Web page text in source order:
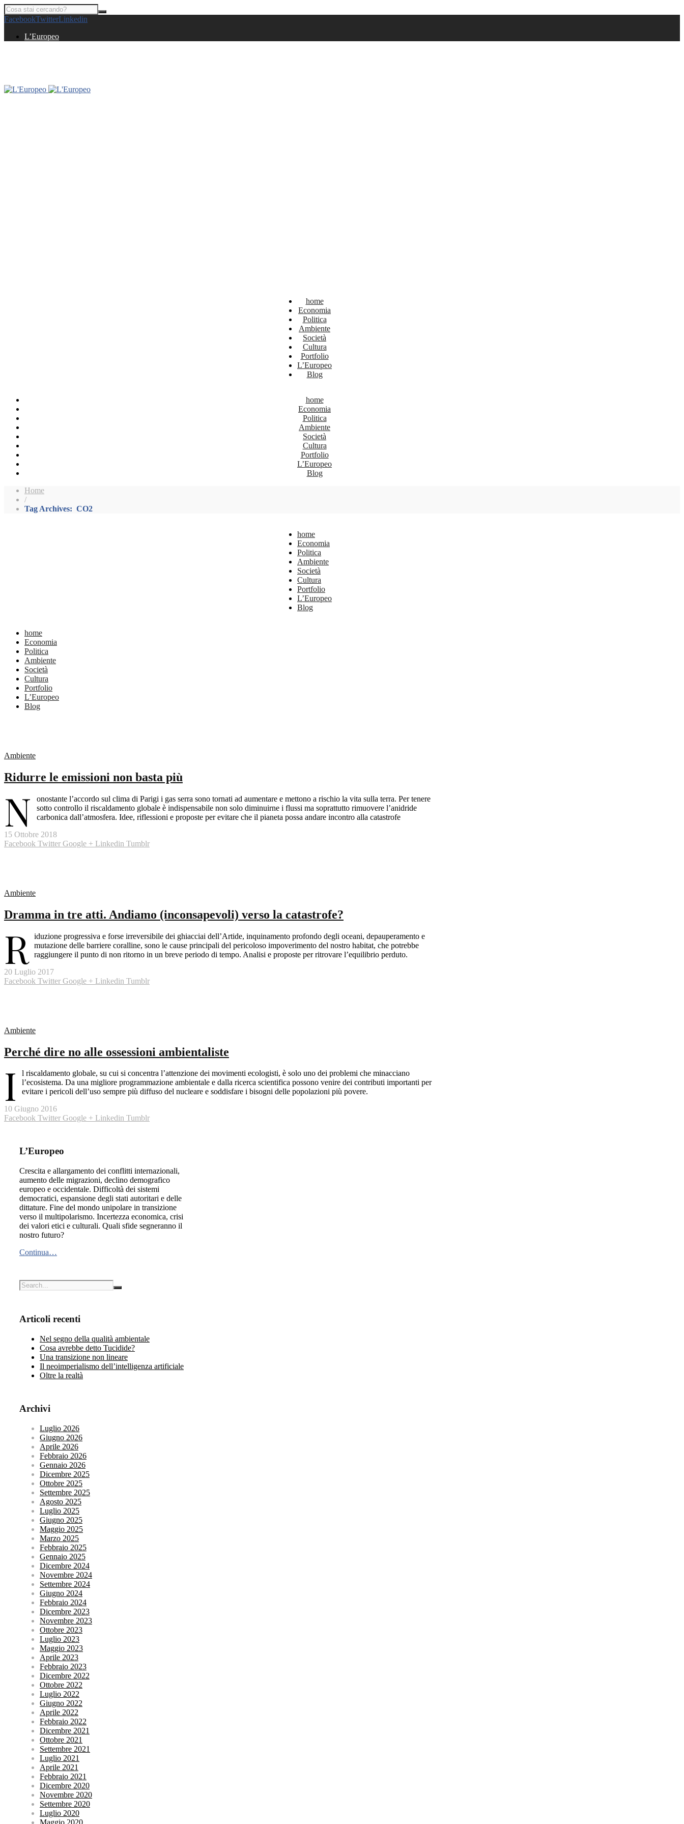
FacebookTwitterLinkedin
L’Europeo
home
Economia
Politica
Ambiente
Società
Cultura
Portfolio
L’Europeo
Blog
home
Economia
Politica
Ambiente
Società
Cultura
Portfolio
L’Europeo
Blog
Home
/
Tag Archives: CO2
home
Economia
Politica
Ambiente
Società
Cultura
Portfolio
L’Europeo
Blog
home
Economia
Politica
Ambiente
Società
Cultura
Portfolio
L’Europeo
Blog
Ambiente
Ridurre le emissioni non basta più
N
onostante l’accordo sul clima di Parigi i gas serra sono tornati ad aumentare e mettono a rischio la vita sulla terra. Per tenere
sotto controllo il riscaldamento globale è indispensabile non solo diminuirne i flussi ma soprattutto rimuovere l’anidride
carbonica dall’atmosfera. Idee, riflessioni e proposte per evitare che il pianeta possa andare incontro alla catastrofe
15 Ottobre 2018
Facebook Twitter Google + Linkedin Tumblr
Ambiente
Dramma in tre atti. Andiamo (inconsapevoli) verso la catastrofe?
R iduzione progressiva e forse irreversibile dei ghiacciai dell’Artide, inquinamento profondo degli oceani, depauperamento e
mutazione delle barriere coralline, sono le cause principali del pericoloso impoverimento del nostro habitat, che potrebbe
raggiungere il punto di non ritorno in un breve periodo di tempo. Analisi e proposte per ritrovare l’equilibrio perduto.
20 Luglio 2017
Facebook Twitter Google + Linkedin Tumblr
Ambiente
Perché dire no alle ossessioni ambientaliste
I
l riscaldamento globale, su cui si concentra l’attenzione dei movimenti ecologisti, è solo uno dei problemi che minacciano
l’ecosistema. Da una migliore programmazione ambientale e dalla ricerca scientifica possono venire dei contributi importanti per
evitare i pericoli dell’uso sempre più diffuso del nucleare e soddisfare i bisogni delle popolazioni più povere.
10 Giugno 2016
Facebook Twitter Google + Linkedin Tumblr
L’Europeo
Crescita e allargamento dei conflitti internazionali,
aumento delle migrazioni, declino demografico
europeo e occidentale. Difficoltà dei sistemi
democratici, espansione degli stati autoritari e delle
dittature. Fine del mondo unipolare in transizione
verso il multipolarismo. Incertezza economica, crisi
dei valori etici e culturali. Quali sfide segneranno il
nostro futuro?
Continua…
Articoli recenti
Nel segno della qualità ambientale
Cosa avrebbe detto Tucidide?
Una transizione non lineare
Il neoimperialismo dell’intelligenza artificiale
Oltre la realtà
Archivi
Luglio 2026
Giugno 2026
Aprile 2026
Febbraio 2026
Gennaio 2026
Dicembre 2025
Ottobre 2025
Settembre 2025
Agosto 2025
Luglio 2025
Giugno 2025
Maggio 2025
Marzo 2025
Febbraio 2025
Gennaio 2025
Dicembre 2024
Novembre 2024
Settembre 2024
Giugno 2024
Febbraio 2024
Dicembre 2023
Novembre 2023
Ottobre 2023
Luglio 2023
Maggio 2023
Aprile 2023
Febbraio 2023
Dicembre 2022
Ottobre 2022
Luglio 2022
Giugno 2022
Aprile 2022
Febbraio 2022
Dicembre 2021
Ottobre 2021
Settembre 2021
Luglio 2021
Aprile 2021
Febbraio 2021
Dicembre 2020
Novembre 2020
Settembre 2020
Luglio 2020
Maggio 2020